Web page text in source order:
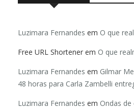
Luzimara Fernandes em O que
Free URL Shortener em O que
Luzimara Fernandes em Gilmar
48 horas para Carla Zambelli
Luzimara Fernandes em Ondas